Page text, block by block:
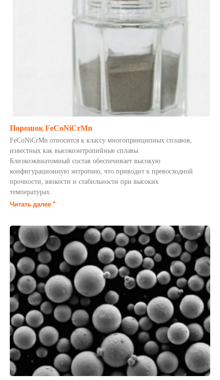
Порошок FeCoNiCrMn
FeCoNiCrMn относится к классу многопринципных сплавов,
известных как высокоэнтропийные сплавы.
Близкоэквиатомный состав обеспечивает высокую
конфигурационную энтропию, что приводит к превосходной
прочности, вязкости и стабильности при высоких
температурах.
Читать далее "